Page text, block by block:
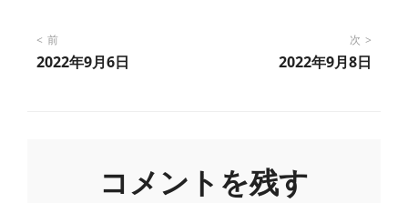
投
前
2022年9月6日
次
2022年9月8日
コメントを残す